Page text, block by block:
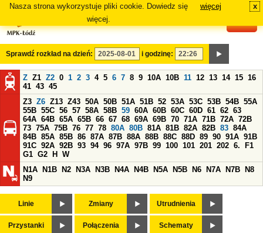
Nasza strona wykorzystuje pliki cookie. Dowiedz się
więcej.
więcej x
Sprawdź rozkład na dzień: i godzinę:
Z Z1 Z2 0 1 2 3 4 5 6 7 8 9 10A 10B 11 12 13 14 15 16
41 43 45
Z3 Z6 Z13 Z43 50A 50B 51A 51B 52 53A 53C 53B 54B 55A
55B 55C 56 57 58A 58B 59 60A 60B 60C 60D 61 62 63
64A 64B 65A 65B 66 67 68 69A 69B 70 71A 71B 72A 72B
73 75A 75B 76 77 78 80A 80B 81A 81B 82A 82B 83 84A
84B 85A 85B 86 87A 87B 88A 88B 88C 88D 89 90 91A 91B
91C 92A 92B 93 94 96 97A 97B 99 100 101 201 202 6.
F1
G1 G2 H
W
N1A
N1B N2 N3A N3B N4A N4B N5A N5B N6 N7A N7B
N8
N9
Linie Zmiany Utrudnienia
Przystanki Połączenia Schematy